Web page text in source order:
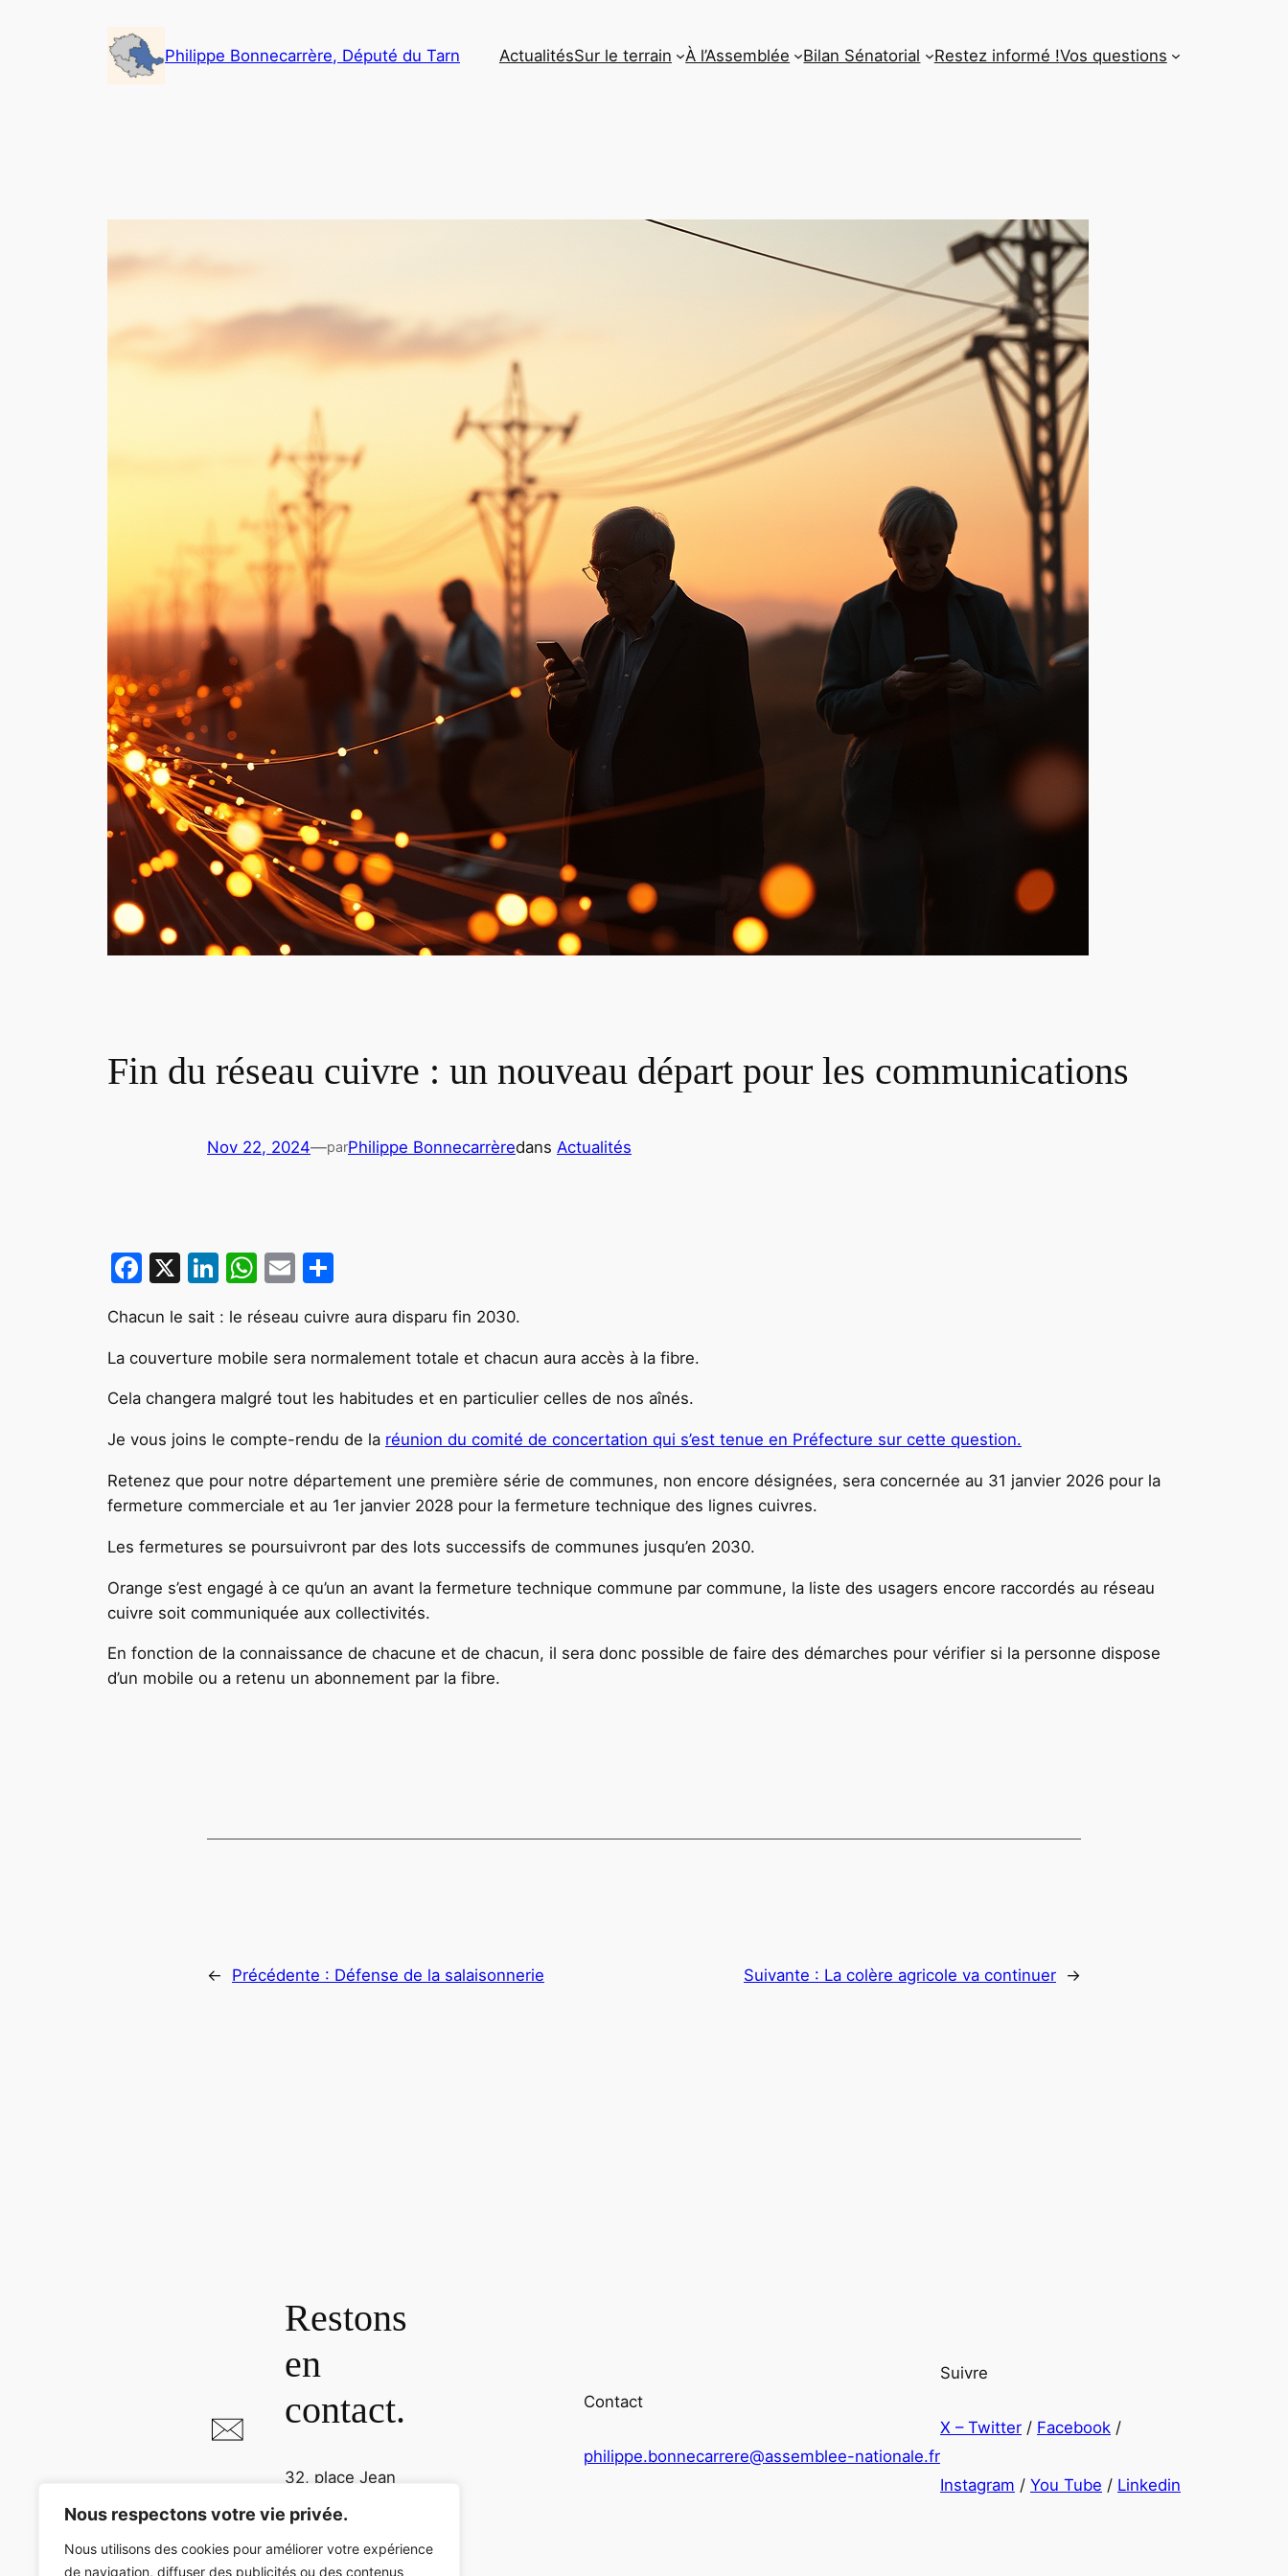
Nous respectons votre vie privée.
Nous utilisons des cookies pour améliorer votre expérience
de navigation, diffuser des publicités ou des contenus
Philippe Bonnecarrère, Député du Tarn ActualitésSur le terrain À l’Assemblée Bilan Sénatorial Restez informé !Vos questions
Fin du réseau cuivre : un nouveau départ pour les communications
Nov 22, 2024—parPhilippe Bonnecarrèredans Actualités
Facebook
X LinkedIn
WhatsApp
Email
Chacun le sait : le réseau cuivre aura disparu fin 2030.
La couverture mobile sera normalement totale et chacun aura accès à la fibre.
Cela changera malgré tout les habitudes et en particulier celles de nos aînés.
Je vous joins le compte-rendu de la réunion du comité de concertation qui s’est tenue en Préfecture sur cette question.
Retenez que pour notre département une première série de communes, non encore désignées, sera concernée au 31 janvier 2026 pour la
fermeture commerciale et au 1er janvier 2028 pour la fermeture technique des lignes cuivres.
Les fermetures se poursuivront par des lots successifs de communes jusqu’en 2030.
Orange s’est engagé à ce qu’un an avant la fermeture technique commune par commune, la liste des usagers encore raccordés au réseau
cuivre soit communiquée aux collectivités.
En fonction de la connaissance de chacune et de chacun, il sera donc possible de faire des démarches pour vérifier si la personne dispose
d’un mobile ou a retenu un abonnement par la fibre.
← Précédente : Défense de la salaisonnerie Suivante : La colère agricole va continuer →
Restons
en
contact.
32, place Jean
81000 Albi
Contact
philippe.bonnecarrere@assemblee-nationale.fr
Suivre
X – Twitter / Facebook /
Instagram / You Tube / Linkedin